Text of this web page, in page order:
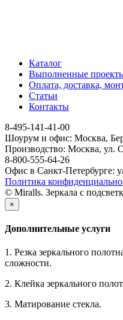
Каталог
Выполненные
Оплата, доставка,
Статьи
Контакты
8-495-141-41-00
Шоурум и офис: Москва,
Производство: Москва, ул.
8-800-555-64-26
Офис в Санкт-Петербурге:
Политика
© Miralls. Зеркала с
×
Дополнительные услуги
1. Резка зеркального
сложности.
2. Клейка зеркального
3. Матирование стекла.